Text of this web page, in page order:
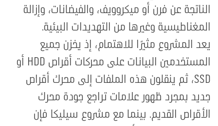
الناتجة عن فرن أو ميكروويف، والفيضانات، وإزالة
المغناطيسية وغيرها من التهديدات البيئية.
يعد المشروع مثيرًا للاهتمام، إذ يخزن جميع
المستخدمين البيانات على محركات أقراص HDD أو
SSD، ثم ينقلون هذه الملفات إلى محرك أقراص
جديد بمجرد ظهور علامات تراجع جودة محرك
الأقراص القديم. بينما مع مشروع سيليكا فإن